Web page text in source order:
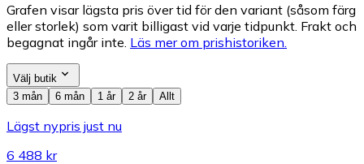
Grafen visar lägsta pris över tid för den variant (såsom färg
eller storlek) som varit billigast vid varje tidpunkt. Frakt och
begagnat ingår inte. Läs mer om prishistoriken.
Välj butik
3 mån
6 mån 1 år 2 år Allt
Lägst nypris just nu
6 488 kr